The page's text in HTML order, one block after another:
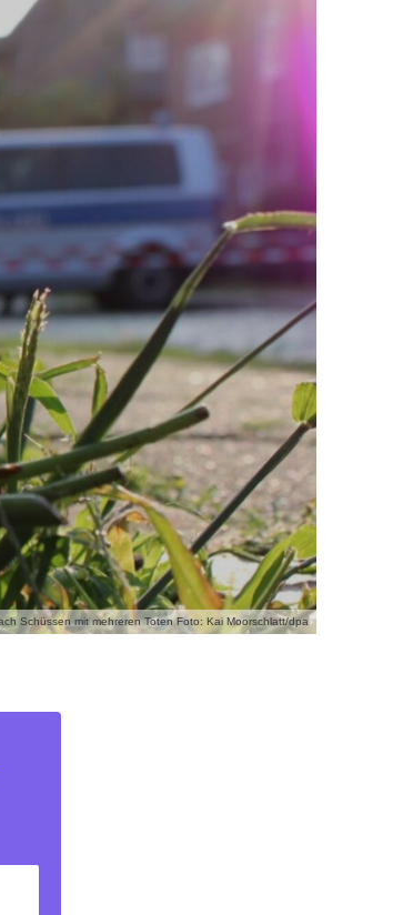
Schüssen mit mehreren Toten Foto: Kai Moorschlatt/dpa